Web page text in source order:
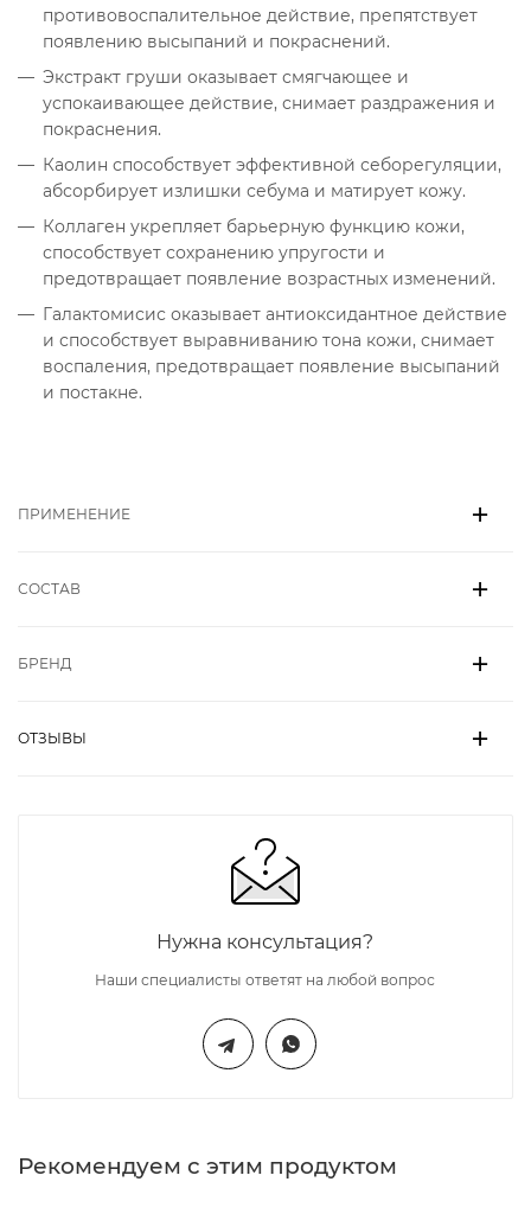
противовоспалительное действие, препятствует
появлению высыпаний и покраснений.
Экстракт груши оказывает смягчающее и
успокаивающее действие, снимает раздражения и
покраснения.
Каолин способствует эффективной себорегуляции,
абсорбирует излишки себума и матирует кожу.
Коллаген укрепляет барьерную функцию кожи,
способствует сохранению упругости и
предотвращает появление возрастных изменений.
Галактомисис оказывает антиоксидантное действие
и способствует выравниванию тона кожи, снимает
воспаления, предотвращает появление высыпаний
и постакне.
ПРИМЕНЕНИЕ
СОСТАВ
БРЕНД
ОТЗЫВЫ
Нужна консультация?
Наши специалисты ответят на любой вопрос
Рекомендуем с этим продуктом